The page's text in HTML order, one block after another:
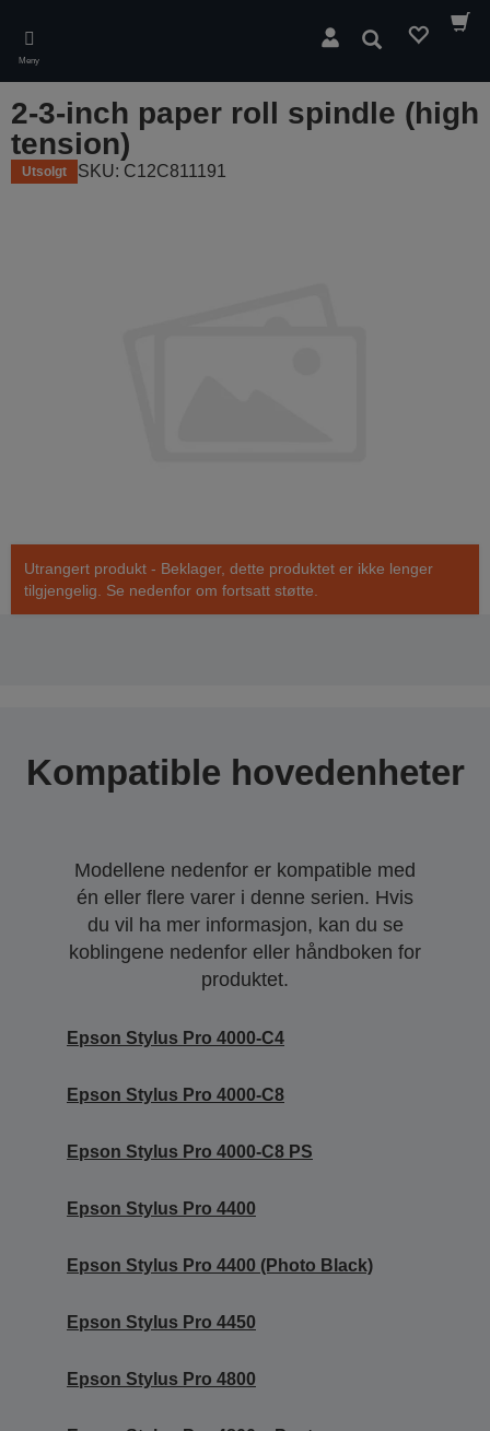
main
content
Meny
Søk
2-3-inch paper roll spindle (high
tension)
Utsolgt SKU: C12C811191
Utrangert produkt - Beklager, dette produktet er ikke lenger
tilgjengelig. Se nedenfor om fortsatt støtte.
Kompatible hovedenheter
Modellene nedenfor er kompatible med
én eller flere varer i denne serien. Hvis
du vil ha mer informasjon, kan du se
koblingene nedenfor eller håndboken for
produktet.
Epson Stylus Pro 4000-C4
Epson Stylus Pro 4000-C8
Epson Stylus Pro 4000-C8 PS
Epson Stylus Pro 4400
Epson Stylus Pro 4400 (Photo Black)
Epson Stylus Pro 4450
Epson Stylus Pro 4800